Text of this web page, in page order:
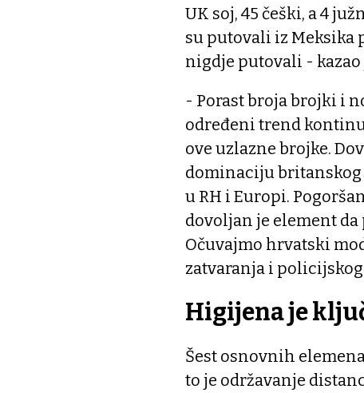
UK soj, 45 češki, a 4
su putovali iz Meksika
nigdje putovali -
- Porast broja brojki i
određeni trend
ove uzlazne brojke.
dominaciju
u RH i Europi.
dovoljan je element
Očuvajmo hrvatski
zatvaranja i policijskog
Higijena je
Šest osnovnih
to je održavanje